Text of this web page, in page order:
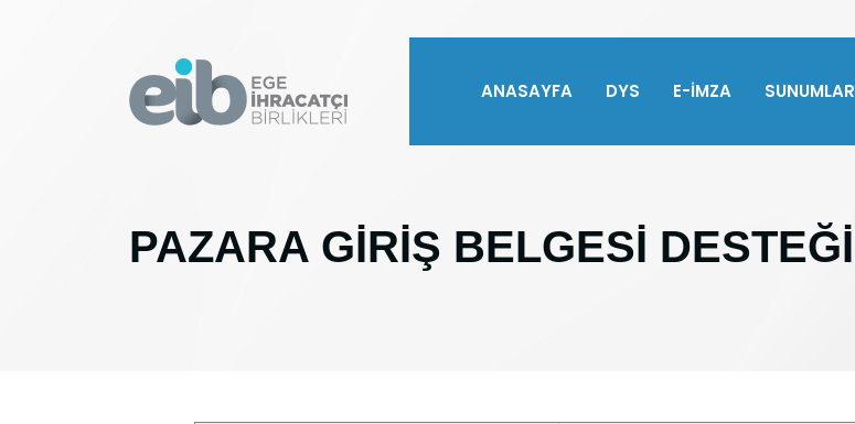
ANASAYFA DYS E-İMZA SUNUMLAR
PAZARA GİRİŞ BELGESİ DESTEĞİ